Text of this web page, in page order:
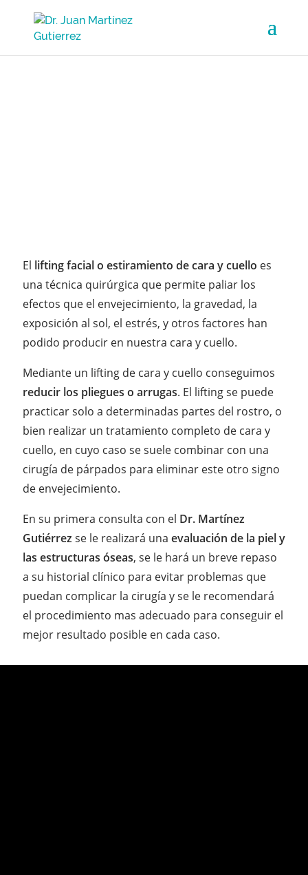
El lifting facial o estiramiento de cara y cuello es
una técnica quirúrgica que permite paliar los
efectos que el envejecimiento, la gravedad, la
exposición al sol, el estrés, y otros factores han
podido producir en nuestra cara y cuello.
Mediante un lifting de cara y cuello conseguimos
reducir los pliegues o arrugas. El lifting se puede
practicar solo a determinadas partes del rostro, o
bien realizar un tratamiento completo de cara y
cuello, en cuyo caso se suele combinar con una
cirugía de párpados para eliminar este otro signo
de envejecimiento.
En su primera consulta con el Dr. Martínez
Gutiérrez se le realizará una evaluación de la piel y
las estructuras óseas, se le hará un breve repaso
a su historial clínico para evitar problemas que
puedan complicar la cirugía y se le recomendará
el procedimiento mas adecuado para conseguir el
mejor resultado posible en cada caso.